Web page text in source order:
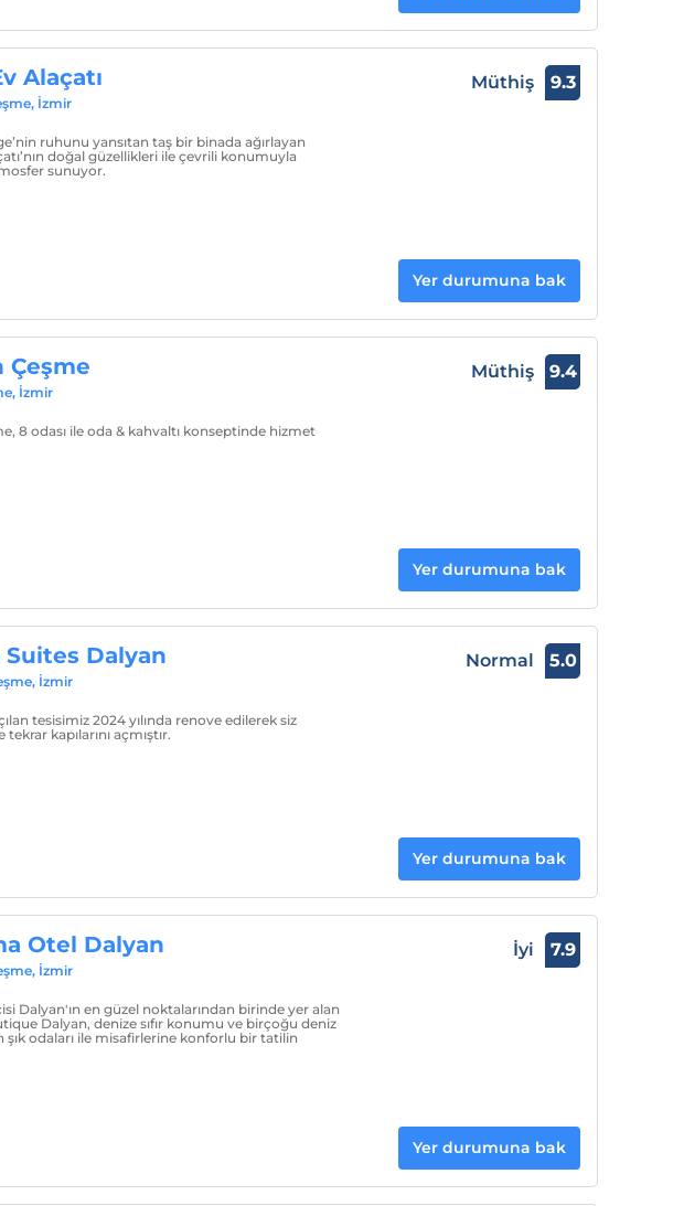
Alaçatı
İzmir
ruhunu yansıtan taş bir binada ağırlayan
doğal güzellikleri ile çevrili konumuyla
sunuyor.
Müthiş 9.3
Yer durumuna bak
Çeşme
İzmir
8 odası ile oda & kahvaltı konseptinde hizmet
Müthiş 9.4
Yer durumuna bak
Dalyan
İzmir
tesisimiz 2024 yılında renove edilerek siz
kapılarını açmıştır.
Normal 5.0
Yer durumuna bak
Otel Dalyan
İzmir
Dalyan'ın en güzel noktalarından birinde yer alan
Dalyan, denize sıfır konumu ve birçoğu deniz
şık odaları ile misafirlerine konforlu bir tatilin
İyi 7.9
Yer durumuna bak